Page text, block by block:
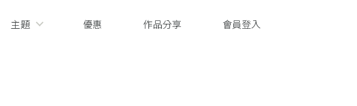
主題 優惠 作品分享 會員登入